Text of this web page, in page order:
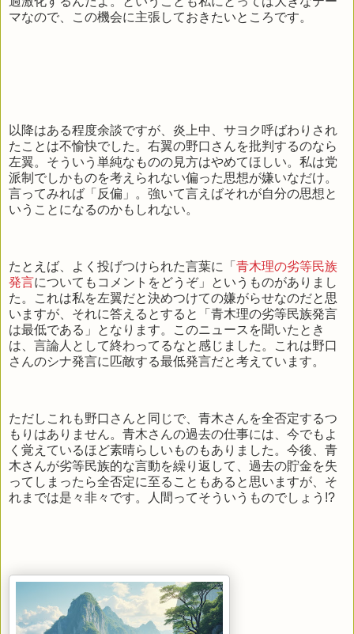
マなので、この機会に主張しておきたいところです。
以降はある程度余談ですが、炎上中、サヨク呼ばわりされ
たことは不愉快でした。右翼の野口さんを批判するのなら
左翼。そういう単純なものの見方はやめてほしい。私は党
派制でしかものを考えられない偏った思想が嫌いなだけ。
言ってみれば「反偏」。強いて言えばそれが自分の思想と
いうことになるのかもしれない。
たとえば、よく投げつけられた言葉に「 青木理の劣等民族
発言についてもコメントをどうぞ」というものがありまし
た。これは私を左翼だと決めつけての嫌がらせなのだと思
いますが、それに答えるとすると「青木理の劣等民族発言
は最低である」となります。このニュースを聞いたとき
は、言論人として終わってるなと感じました。これは野口
さんのシナ発言に匹敵する最低発言だと考えています。
ただしこれも野口さんと同じで、青木さんを全否定するつ
もりはありません。青木さんの過去の仕事には、今でもよ
く覚えているほど素晴らしいものもありました。今後、青
木さんが劣等民族的な言動を繰り返して、過去の貯金を失
ってしまったら全否定に至ることもあると思いますが、そ
れまでは是々非々です。人間ってそういうものでしょう!?